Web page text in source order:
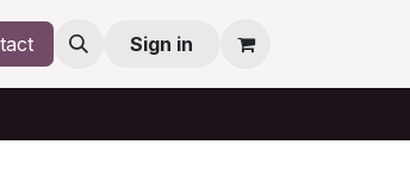
Sign in